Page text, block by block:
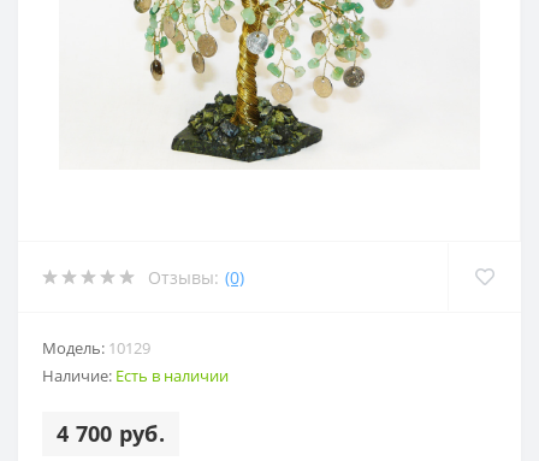
Отзывы: (0)
Модель: 10129
Наличие: Есть в наличии
4 700 руб.